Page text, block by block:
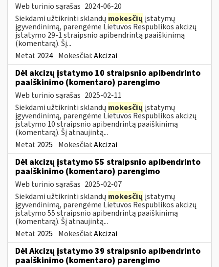
Web turinio sąrašas 2024-06-20
Siekdami užtikrinti sklandų mokesčių įstatymų
įgyvendinimą, parengėme Lietuvos Respublikos akcizų
įstatymo 29-1 straipsnio apibendrintą paaiškinimą
(komentarą). Šį...
Metai: 2024 Mokesčiai:Akcizai
Dėl akcizų įstatymo 10 straipsnio apibendrinto
paaiškinimo (komentaro) parengimo
Web turinio sąrašas 2025-02-11
Siekdami užtikrinti sklandų mokesčių įstatymų
įgyvendinimą, parengėme Lietuvos Respublikos akcizų
įstatymo 10 straipsnio apibendrintą paaiškinimą
(komentarą). Šį atnaujintą...
Metai: 2025 Mokesčiai:Akcizai
Dėl akcizų įstatymo 55 straipsnio apibendrinto
paaiškinimo (komentaro) parengimo
Web turinio sąrašas 2025-02-07
Siekdami užtikrinti sklandų mokesčių įstatymų
įgyvendinimą, parengėme Lietuvos Respublikos akcizų
įstatymo 55 straipsnio apibendrintą paaiškinimą
(komentarą). Šį atnaujintą...
Metai: 2025 Mokesčiai:Akcizai
Dėl Akcizų įstatymo 39 straipsnio apibendrinto
paaiškinimo (komentaro) parengimo